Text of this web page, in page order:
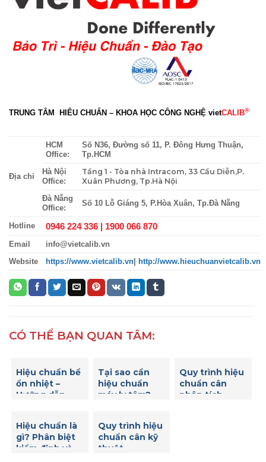
TRUNG TÂM HIÊU CHUẨN – KHOA HỌC CÔNG NGHỆ vietCALIB®
Địa chỉ
HCM
Office:
Số N36, Đường số 11, P. Đông Hưng Thuận,
Tp.HCM
Hà Nội
Office:
Tầng 1 - Tòa nhà Intracom, 33 Cầu Diễn,P.
Xuân Phương, Tp.Hà Nội
Đà Nẵng
Office:
Số 10 Lỗ Giáng 5, P.Hòa Xuân, Tp.Đà Nẵng
Hotline 0946 224 336 | 1900 066 870
Email info@vietcalib.vn
Website https://www.vietcalib.vn http://www.hieuchuanvietcalib.vn
CÓ THỂ BẠN QUAN TÂM:
Hiệu chuẩn bể
ổn nhiệt –
Hướng dẫn
đảm bảo độ
chính xác của
Tại sao cần
hiệu chuẩn
máy ly tâm?
Quy trình hiệu
chuẩn cân
phân tích
Hiệu chuẩn là
gì? Phân biệt
kiểm định và
Quy trình hiệu
chuẩn cân kỹ
thuật